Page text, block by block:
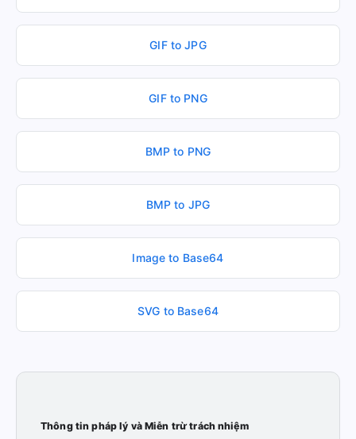
GIF to JPG
GIF to PNG
BMP to PNG
BMP to JPG
Image to Base64
SVG to Base64
Thông tin pháp lý và Miễn trừ trách nhiệm